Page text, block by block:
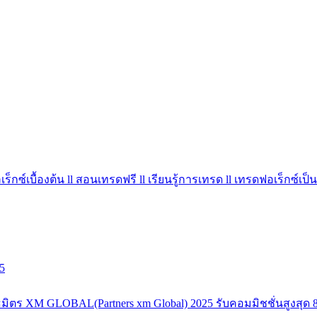
เร็กซ์เบื้องต้น ll สอนเทรดฟรี ll เรียนรู้การเทรด ll เทรดฟอเร็กซ์เป็
XM GLOBAL(Partners xm Global) 2025 รับคอมมิชชั่นสูงสุด